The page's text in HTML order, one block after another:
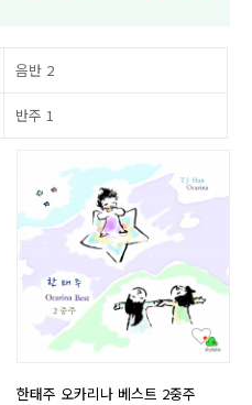
음반 2
반주 1
한태주 오카리나 베스트 2중주